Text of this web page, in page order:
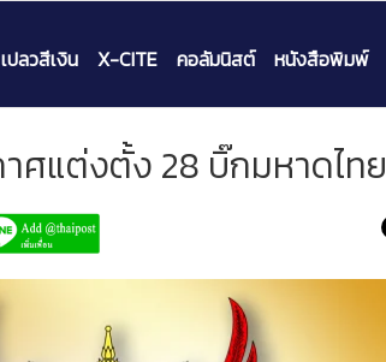
เปลวสีเงิน X-CITE คอลัมนิสต์ หนังสือพิมพ์
ศแต่งตั้ง 28 บิ๊กมหาดไทย